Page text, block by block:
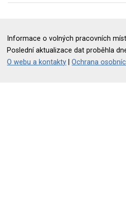
Informace o volných pracovních
Poslední aktualizace dat proběhla
O webu a kontakty |Ochrana